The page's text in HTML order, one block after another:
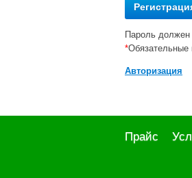
Пароль
*Обязательные
Авторизация
Прайс